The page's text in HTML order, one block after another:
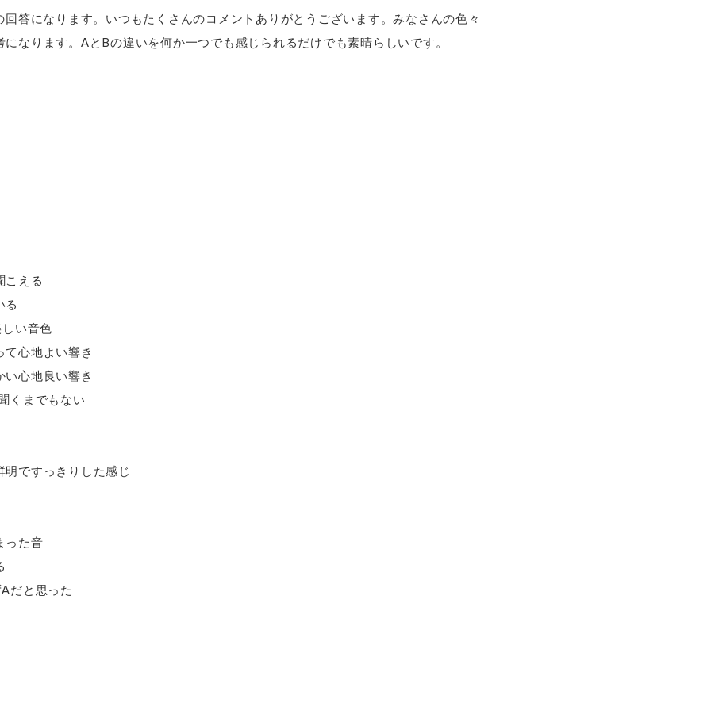
答になります。いつもたくさんのコメントありがとうございます。みなさんの色々
なります。AとBの違いを何か一つでも感じられるだけでも素晴らしいです。
こえる
る
い音色
心地よい響き
心地良い響き
くまでもない
ですっきりした感じ
った音
だと思った